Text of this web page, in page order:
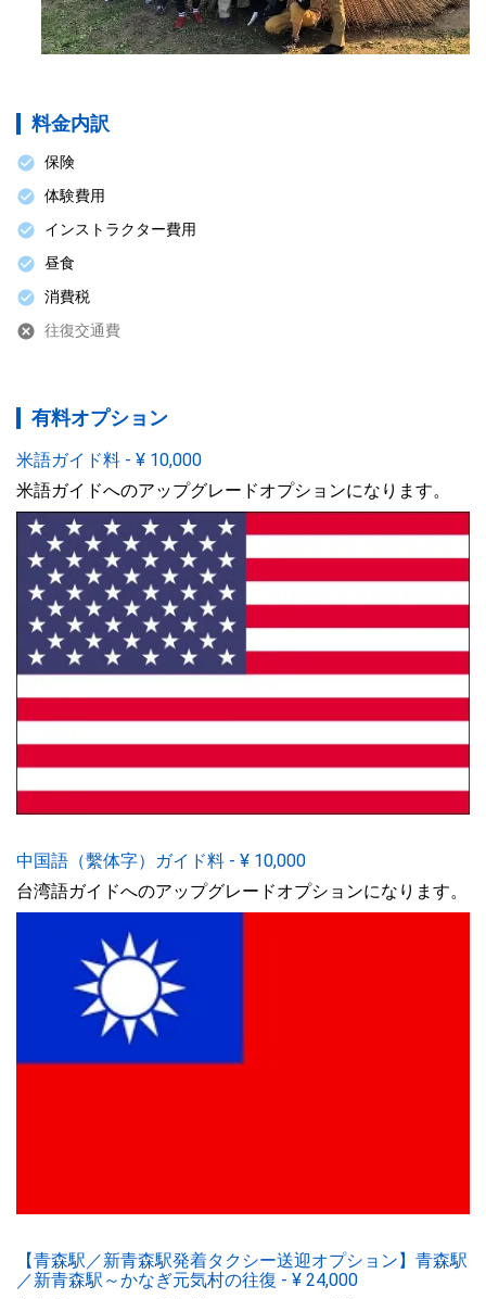
料金内訳
保険
体験費用
インストラクター費用
昼食
消費税
往復交通費
有料オプション
米語ガイド料 - ¥ 10,000
米語ガイドへのアップグレードオプションになります。
中国語（繫体字）ガイド料 - ¥ 10,000
台湾語ガイドへのアップグレードオプションになります。
【青森駅／新青森駅発着タクシー送迎オプション】青森駅
／新青森駅～かなぎ元気村の往復 - ¥ 24,000